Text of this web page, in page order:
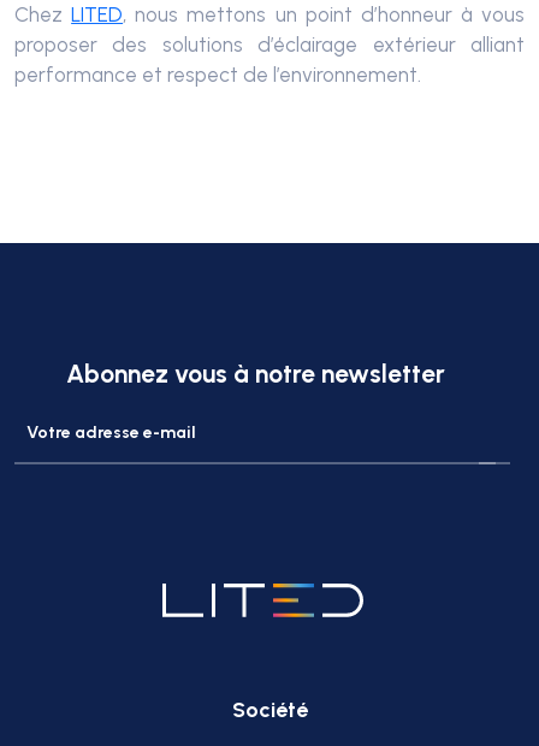
ChezLITED, nous mettons un point d’honneur à vous
proposer des solutions d’éclairage extérieur alliant
performance et respect de l’environnement.
Abonnez vous à notre newsletter
Société